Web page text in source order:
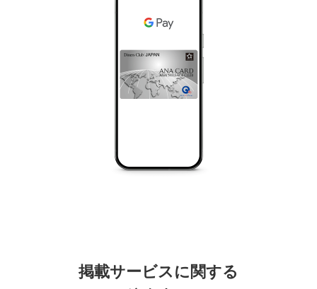
掲載サービスに関する